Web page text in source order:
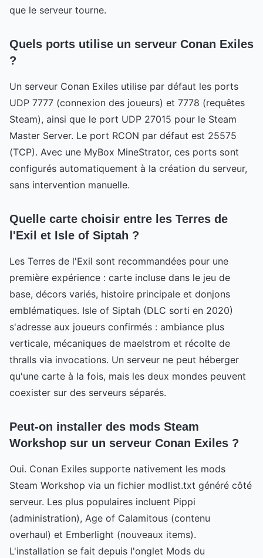
que le serveur tourne.
Quels ports utilise un serveur Conan Exiles
?
Un serveur Conan Exiles utilise par défaut les ports
UDP 7777 (connexion des joueurs) et 7778 (requêtes
Steam), ainsi que le port UDP 27015 pour le Steam
Master Server. Le port RCON par défaut est 25575
(TCP). Avec une MyBox MineStrator, ces ports sont
configurés automatiquement à la création du serveur,
sans intervention manuelle.
Quelle carte choisir entre les Terres de
l'Exil et Isle of Siptah ?
Les Terres de l'Exil sont recommandées pour une
première expérience : carte incluse dans le jeu de
base, décors variés, histoire principale et donjons
emblématiques. Isle of Siptah (DLC sorti en 2020)
s'adresse aux joueurs confirmés : ambiance plus
verticale, mécaniques de maelstrom et récolte de
thralls via invocations. Un serveur ne peut héberger
qu'une carte à la fois, mais les deux mondes peuvent
coexister sur des serveurs séparés.
Peut-on installer des mods Steam
Workshop sur un serveur Conan Exiles ?
Oui. Conan Exiles supporte nativement les mods
Steam Workshop via un fichier modlist.txt généré côté
serveur. Les plus populaires incluent Pippi
(administration), Age of Calamitous (contenu
overhaul) et Emberlight (nouveaux items).
L'installation se fait depuis l'onglet Mods du